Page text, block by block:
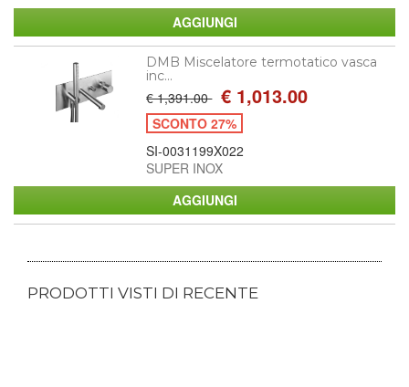
DMB Miscelatore termotatico vasca
inc...
€ 1,391.00 € 1,013.00
SCONTO 27%
SI-0031199X022
SUPER INOX
PRODOTTI VISTI DI RECENTE